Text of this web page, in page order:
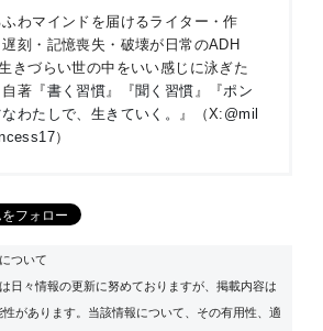
ふわマインドを届けるライター・作
遅刻・記憶喪失・破壊が日常のADH
きづらい世の中をいい感じに泳ぎた
著『書く習慣 』『聞く習慣 』『ポン
なわたしで、生きていく。
』（X: @mil
）
ついて
日々情報の更新に努めておりますが、掲載内容は
があります。当該情報について、その有用性、適